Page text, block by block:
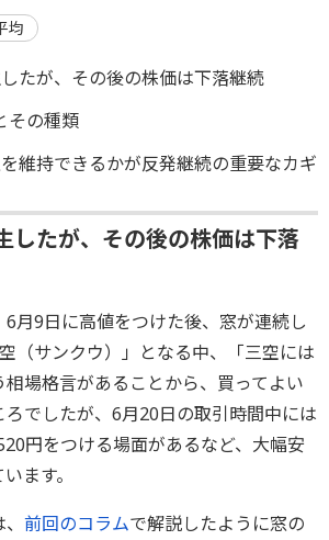
均
たが、その後の株価は下落継続
その種類
維持できるかが反発継続の重要なカギ
したが、その後の株価は下落
6月9日に高値をつけた後、窓が連続し
（サンクウ）」となる中、「三空には
場格言があることから、買ってよい
でしたが、6月20日の取引時間中には
円をつける場面があるなど、大幅安
ます。
前回のコラムで解説したように窓の